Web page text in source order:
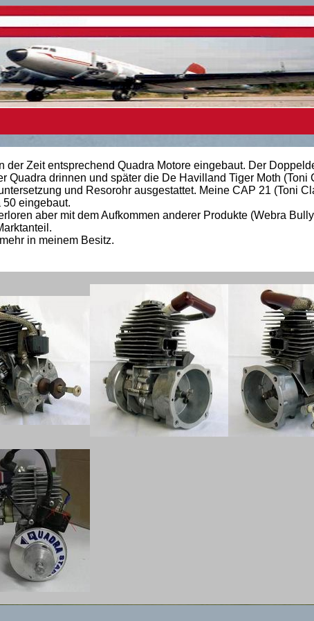
der Zeit entsprechend Quadra Motore eingebaut. Der
Quadra drinnen und später die De Havilland Tiger Moth (Toni
und Resorohr ausgestattet. Meine CAP 21 (Toni
50 eingebaut.
aber mit dem Aufkommen anderer Produkte (Webra
in meinem Besitz.